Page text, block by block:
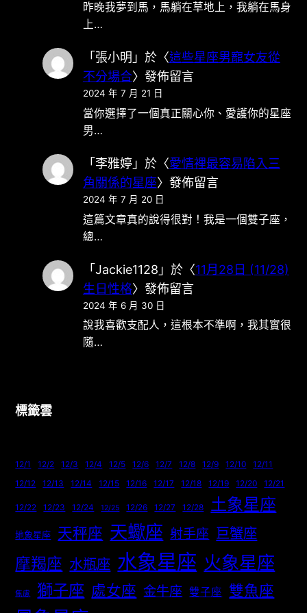
昨晚我夢到馬，馬躺在草地上，我躺在馬身
上…
「 張小明 」於〈這些星座男寵女友從
不分場合〉發佈留言
2024 年 7 月 21 日
當你選擇了一個真正關心你、愛護你的星座
男…
「 李雅婷」於〈愛情裡最容易陷入三
角關係的星座〉發佈留言
2024 年 7 月 20 日
這篇文章真的說得很對！我是一個雙子座，
總…
「Jackie1128 」於〈11月28日 (11/28)
生日性格〉發佈留言
2024 年 6 月 30 日
說我喜歡支配人，這根本不準啊，我其實很
隨…
標籤雲
12/1 12/2 12/3 12/4 12/5 12/6 12/7 12/8 12/9 12/10
12/11
12/12
12/13 12/14 12/15 12/16 12/17 12/18 12/19 12/20 12/21
12/22 12/23 12/24 12/25 12/26 12/27 12/28 土象星座
地象星座 天秤座 天蠍座 射手座 巨蟹座
摩羯座 水瓶座 水象星座 火象星座
焦慮 獅子座 處女座 金牛座 雙子座 雙魚座